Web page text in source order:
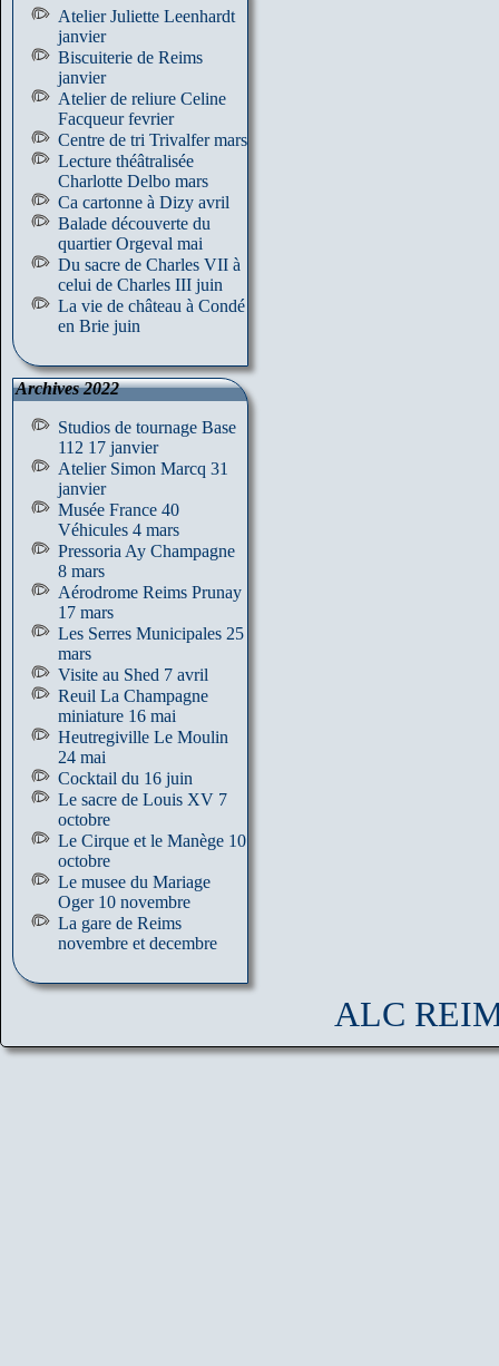
Atelier Juliette Leenhardt
janvier
Biscuiterie de Reims
janvier
Atelier de reliure Celine
Facqueur fevrier
Centre de tri Trivalfer mars
Lecture théâtralisée
Charlotte Delbo mars
Ca cartonne à Dizy avril
Balade découverte du
quartier Orgeval mai
Du sacre de Charles VII à
celui de Charles III juin
La vie de château à Condé
en Brie juin
Archives 2022
Studios de tournage Base
112 17 janvier
Atelier Simon Marcq 31
janvier
Musée France 40
Véhicules 4 mars
Pressoria Ay Champagne
8 mars
Aérodrome Reims Prunay
17 mars
Les Serres Municipales 25
mars
Visite au Shed 7 avril
Reuil La Champagne
miniature 16 mai
Heutregiville Le Moulin
24 mai
Cocktail du 16 juin
Le sacre de Louis XV 7
octobre
Le Cirque et le Manège 10
octobre
Le musee du Mariage
Oger 10 novembre
La gare de Reims
novembre et decembre
ALC